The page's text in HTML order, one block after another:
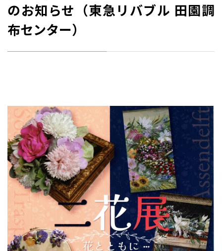
のお知らせ（東急リバブル 田園調
布センター）